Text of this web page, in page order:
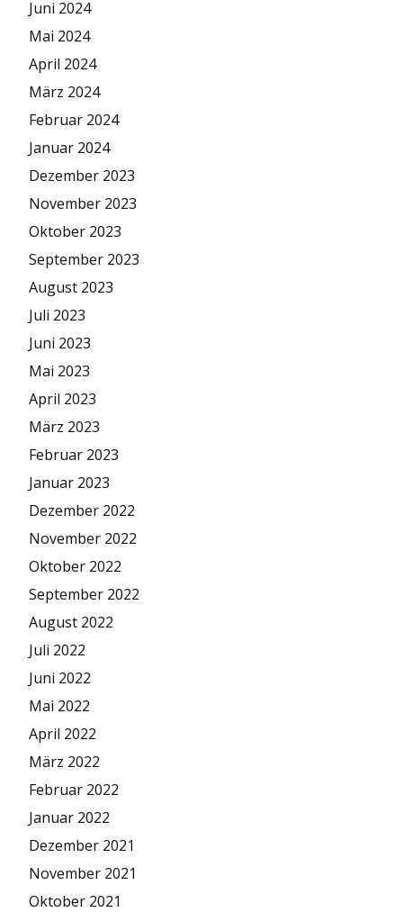
Juni 2024
Mai 2024
April 2024
März 2024
Februar 2024
Januar 2024
Dezember 2023
November 2023
Oktober 2023
September 2023
August 2023
Juli 2023
Juni 2023
Mai 2023
April 2023
März 2023
Februar 2023
Januar 2023
Dezember 2022
November 2022
Oktober 2022
September 2022
August 2022
Juli 2022
Juni 2022
Mai 2022
April 2022
März 2022
Februar 2022
Januar 2022
Dezember 2021
November 2021
Oktober 2021